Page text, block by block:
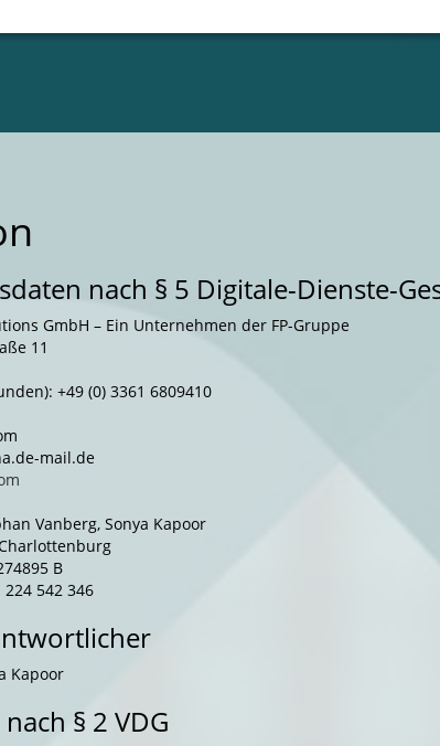
nach § 5 Digitale-Dienste-
GmbH – Ein Unternehmen der FP-Gruppe
11
+49 (0) 3361 6809410
mail.de
Vanberg, Sonya Kapoor
B
542 346
Kapoor
§ 2 VDG